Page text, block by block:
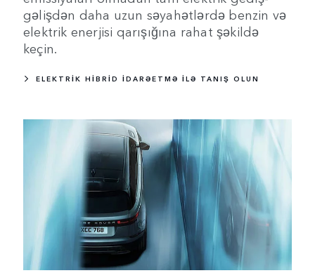
gəlişdən daha uzun səyahətlərdə benzin və
elektrik enerjisi qarışığına rahat şəkildə
keçin.
ELEKTRİK HİBRİD İDARƏETMƏ İLƏ TANIŞ OLUN